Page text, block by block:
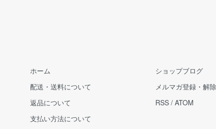
ホーム
配送・送料について
返品について
支払い方法について
ショップブログ
メルマガ登録・解除
RSS / ATOM